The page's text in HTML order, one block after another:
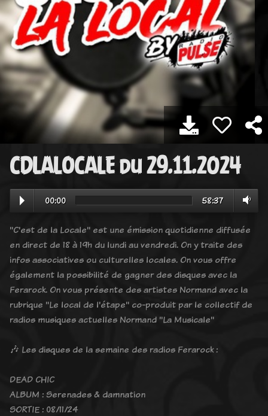
CDLALOCALE du 29.11.2024
00:00 58:37
"C'est de la Locale" est une émission quotidienne diffusée
en direct de 18 à 19h du lundi au vendredi. On y traite des
infos associatives ou culturelles locales. On vous offre
également la possibilité de gagner des disques avec la
Ferarock. On vous présente des artistes Normand avec la
rubrique "Le local de l'étape" co-produit par le collectif de
radios musiques actuelles Normand "La Musicale"
🎶 Les disques de la semaine des radios Ferarock :
DEAD CHIC
ALBUM : Serenades & damnation
SORTIE : 08/11/24